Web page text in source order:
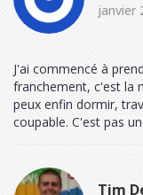
janvier
J'ai commencé à
franchement, c'est la
peux enfin dormir,
coupable. C'est pas
Tim